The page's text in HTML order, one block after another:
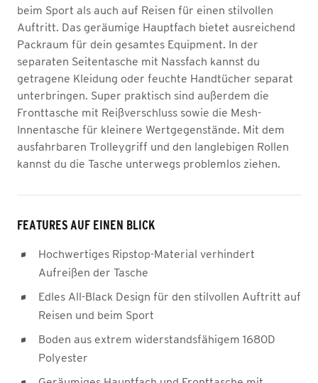
beim Sport als auch auf Reisen für einen stilvollen
Auftritt. Das geräumige Hauptfach bietet ausreichend
Packraum für dein gesamtes Equipment. In der
separaten Seitentasche mit Nassfach kannst du
getragene Kleidung oder feuchte Handtücher separat
unterbringen. Super praktisch sind außerdem die
Fronttasche mit Reißverschluss sowie die Mesh-
Innentasche für kleinere Wertgegenstände. Mit dem
ausfahrbaren Trolleygriff und den langlebigen Rollen
kannst du die Tasche unterwegs problemlos ziehen.
FEATURES AUF EINEN BLICK
Hochwertiges Ripstop-Material verhindert
Aufreißen der Tasche
Edles All-Black Design für den stilvollen Auftritt auf
Reisen und beim Sport
Boden aus extrem widerstandsfähigem 1680D
Polyester